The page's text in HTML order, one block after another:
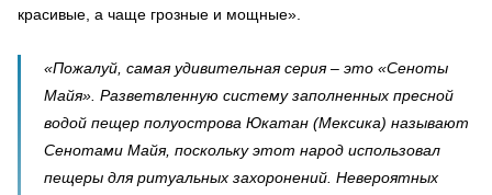
красивые, а чаще грозные и мощные».
«Пожалуй, самая удивительная серия – это «Сеноты
Майя». Разветвленную систему заполненных пресной
водой пещер полуострова Юкатан (Мексика) называют
Сенотами Майя, поскольку этот народ использовал
пещеры для ритуальных захоронений. Невероятных